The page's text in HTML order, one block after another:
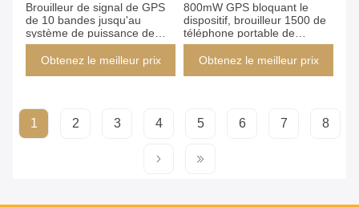
Brouilleur de signal de GPS
de 10 bandes jusqu'au
système de puissance de
sortie de synchronisation de
signal de 20W rf
Obtenez le meilleur prix
800mW GPS bloquant le
dispositif, brouilleur 1500 de
téléphone portable de
puissance élevée - fréquence
1600MHz
Obtenez le meilleur prix
1 2 3 4 5 6 7 8